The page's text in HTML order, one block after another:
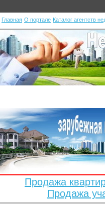
Главная О портале Каталог агентств
Продажа
Продажа